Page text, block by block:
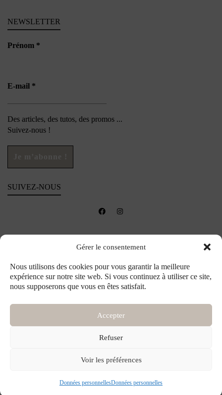
Gérer le consentement
Nous utilisons des cookies pour vous garantir la meilleure
expérience sur notre site web. Si vous continuez à utiliser ce site,
nous supposerons que vous en êtes satisfait.
Accepter
Refuser
Voir les préférences
Données personnellesDonnées personnelles
NEWSLETTER
Prénom *
E-mail *
Des articles, des tutos, des promos ...
Suivez-nous !
SUIVEZ-NOUS